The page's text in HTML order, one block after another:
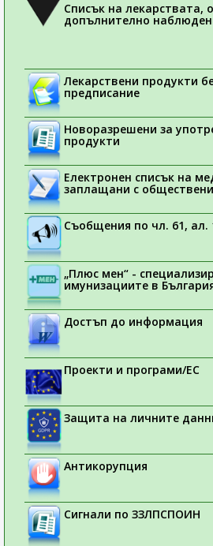
Списък на лекарствата,
допълнително
Лекарствени продукти
предписание
Новоразрешени за
продукти
Електронен списък на
заплащани с
Съобщения по чл. 61, ал.
„Плюс мен“ -
имунизациите в
Достъп до информация
Проекти и програми/ЕС
Защита на личните
Антикорупция
Сигнали по ЗЗЛПСПОИН